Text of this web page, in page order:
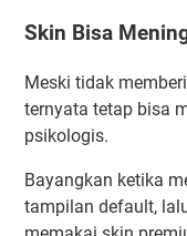
Skin Bisa
Meski tidak
ternyata tetap bisa
psikologis.
Bayangkan ketika
tampilan default,